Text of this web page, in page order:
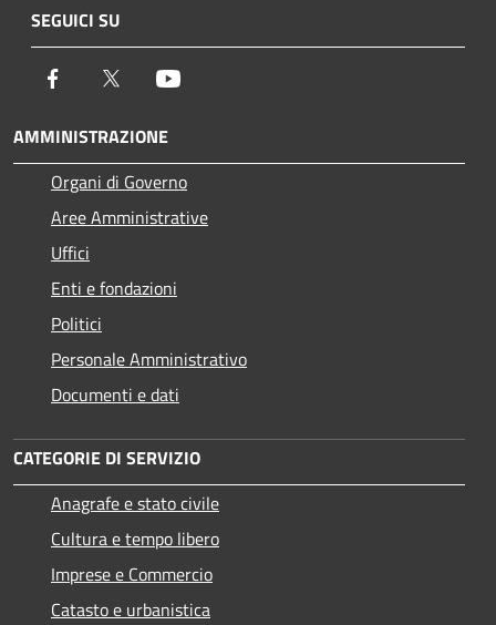
SEGUICI SU
Facebook Twitter
AMMINISTRAZIONE
Organi di Governo
Aree Amministrative
Uffici
Enti e fondazioni
Politici
Personale Amministrativo
Documenti e dati
CATEGORIE DI SERVIZIO
Anagrafe e stato civile
Cultura e tempo libero
Imprese e Commercio
Catasto e urbanistica